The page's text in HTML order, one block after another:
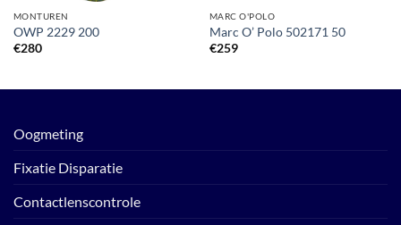
MONTUREN
OWP 2229 200
€280
MARC O'POLO
Marc O’ Polo 502171 50
€259
Oogmeting
Fixatie Disparatie
Contactlenscontrole